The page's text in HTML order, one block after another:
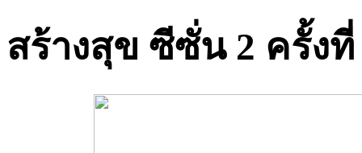
สร้างสุข ซีซั่น 2 ครั้งที่